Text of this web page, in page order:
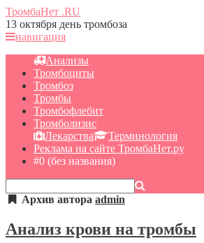
ТромбаНет .RU
13 октября день тромбоза
навигация
Анализы
Тромбоциты
Тромбоз
Тромбы
Тромбофлебит
Тромболизис
Лекарства Терминология
Реклама на сайте ТромбаНет.ру
#0 (без названия)
Архив автора admin
Анализ крови на тромбы